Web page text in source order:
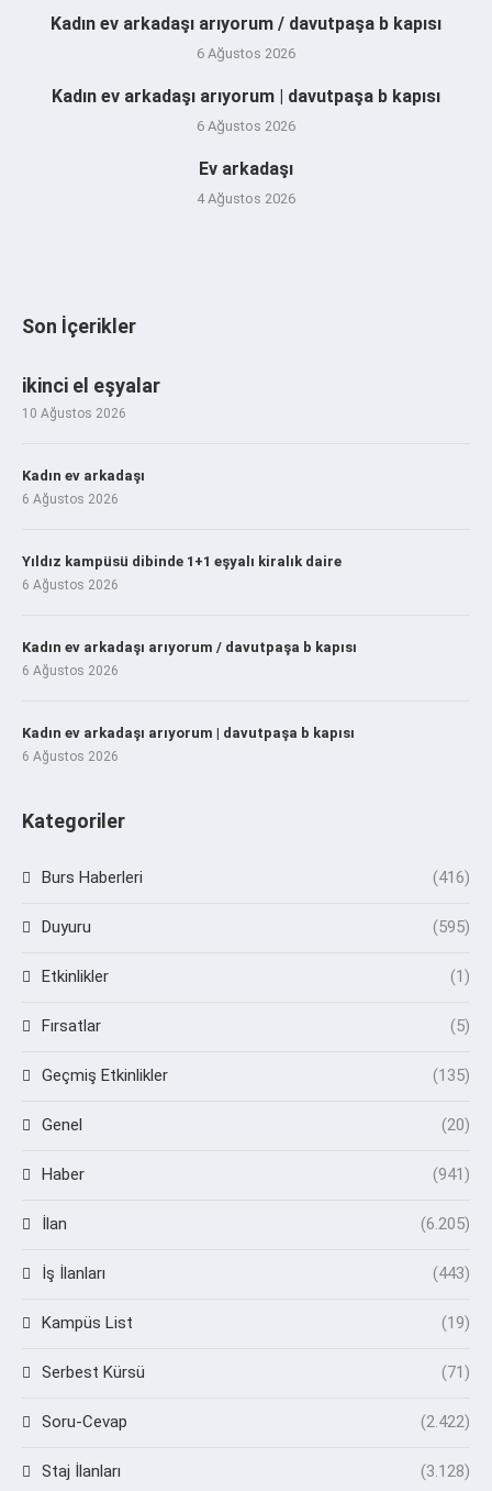
Kadın ev arkadaşı arıyorum / davutpaşa b kapısı
6 Ağustos 2026
Kadın ev arkadaşı arıyorum | davutpaşa b kapısı
6 Ağustos 2026
Ev arkadaşı
4 Ağustos 2026
Son İçerikler
ikinci el eşyalar
10 Ağustos 2026
Kadın ev arkadaşı
6 Ağustos 2026
Yıldız kampüsü dibinde 1+1 eşyalı kiralık daire
6 Ağustos 2026
Kadın ev arkadaşı arıyorum / davutpaşa b kapısı
6 Ağustos 2026
Kadın ev arkadaşı arıyorum | davutpaşa b kapısı
6 Ağustos 2026
Kategoriler
Burs Haberleri (416)
Duyuru (595)
Etkinlikler (1)
Fırsatlar (5)
Geçmiş Etkinlikler (135)
Genel (20)
Haber (941)
İlan (6.205)
İş İlanları (443)
Kampüs List (19)
Serbest Kürsü (71)
Soru-Cevap (2.422)
Staj İlanları (3.128)